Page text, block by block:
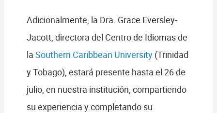
Adicionalmente, la Dra. Grace Eversley-
Jacott, directora del Centro de Idiomas de
la Southern Caribbean University (Trinidad
y Tobago), estará presente hasta el 26 de
julio, en nuestra institución, compartiendo
su experiencia y completando su